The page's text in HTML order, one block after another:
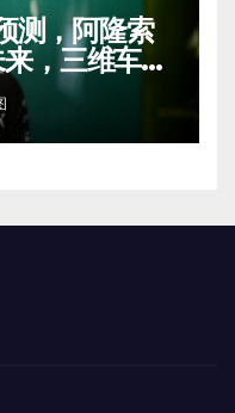
测，阿隆索
，三维车手